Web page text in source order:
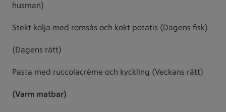
husman)
Stekt kolja med romsås och kokt potatis (Dagens fisk)
(Dagens rätt)
Pasta med ruccolacrème och kyckling (Veckans rätt)
(Varm matbar)